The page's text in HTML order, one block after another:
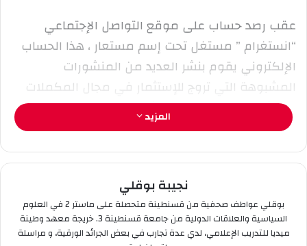
ر
ن
ي
عقب رصد حساب على موقع التواصل الإجتماعي
“انستغرام ” مستغل تحت إسم مستعار ، هذا الحساب
الإلكتروني يقوم بنشر العديد من المنشورات
المشبوهة التي تروج للإستثمار في مجال المكملات
الغدائية (المسمنة) ، على إثر ذلك تمكنت قوات
الشرطة بذات الفرقة من تحديد هوية مسير الصفحة
الذي اتضح أنه يعود لفتاة ، هذه الأخيرة تقوم بعرض
منتجات لمكمّلات غدائية (المسمنة ) والترويج لها عبر
حسابها بهدف النصب والإحتيال على الأشخاص، من
خلال إيهامهم ببيع المنتوج المعروض وسلبهم مبالغ
مالية معتبرة.
المزيد
نجيبة بوقلي
بوقلي عواطف صحفية من قسنطينة متحصلة على ماستر 2 في العلوم
السياسية والعلاقات الدولية من جامعة قسنطينة 3. خريجة معهد وطينة
ميديا للتدريب الإعلامي، لدي عدة تجارب في بعض الجرائد الورقية، و مراسلة